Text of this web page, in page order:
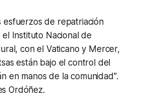
esfuerzos de repatriación
Instituto Nacional de
con el Vaticano y Mercer,
están bajo el control del
en manos de la comunidad".
Ordóñez.